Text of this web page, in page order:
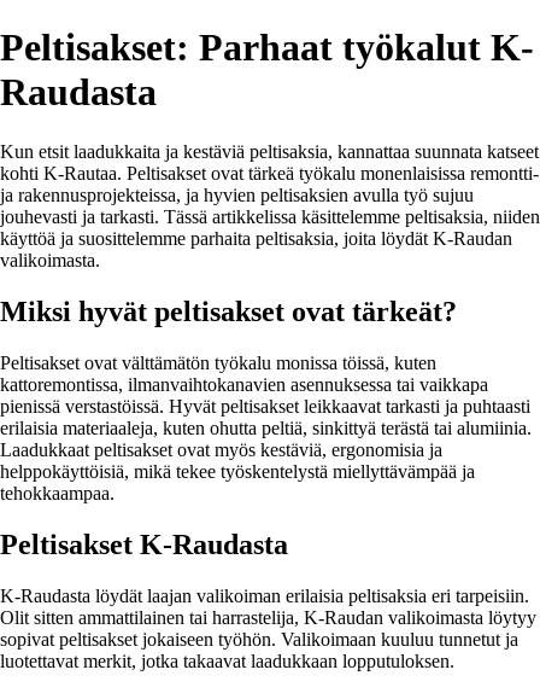
Peltisakset: Parhaat työkalut K-
Raudasta
Kun etsit laadukkaita ja kestäviä peltisaksia, kannattaa suunnata katseet
kohti K-Rautaa. Peltisakset ovat tärkeä työkalu monenlaisissa remontti-
ja rakennusprojekteissa, ja hyvien peltisaksien avulla työ sujuu
jouhevasti ja tarkasti. Tässä artikkelissa käsittelemme peltisaksia, niiden
käyttöä ja suosittelemme parhaita peltisaksia, joita löydät K-Raudan
valikoimasta.
Miksi hyvät peltisakset ovat tärkeät?
Peltisakset ovat välttämätön työkalu monissa töissä, kuten
kattoremontissa, ilmanvaihtokanavien asennuksessa tai vaikkapa
pienissä verstastöissä. Hyvät peltisakset leikkaavat tarkasti ja puhtaasti
erilaisia materiaaleja, kuten ohutta peltiä, sinkittyä terästä tai alumiinia.
Laadukkaat peltisakset ovat myös kestäviä, ergonomisia ja
helppokäyttöisiä, mikä tekee työskentelystä miellyttävämpää ja
tehokkaampaa.
Peltisakset K-Raudasta
K-Raudasta löydät laajan valikoiman erilaisia peltisaksia eri tarpeisiin.
Olit sitten ammattilainen tai harrastelija, K-Raudan valikoimasta löytyy
sopivat peltisakset jokaiseen työhön. Valikoimaan kuuluu tunnetut ja
luotettavat merkit, jotka takaavat laadukkaan lopputuloksen.